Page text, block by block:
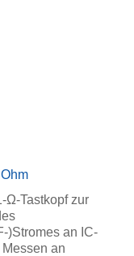
Ω-Tastkopf zur
)Stromes an IC-
an